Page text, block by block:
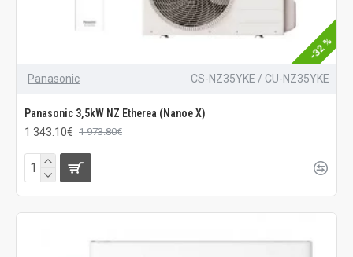
-32 %
Panasonic CS-NZ35YKE / CU-NZ35YKE
Panasonic 3,5kW NZ Etherea (Nanoe X)
1 343.10€ 1 973.80€